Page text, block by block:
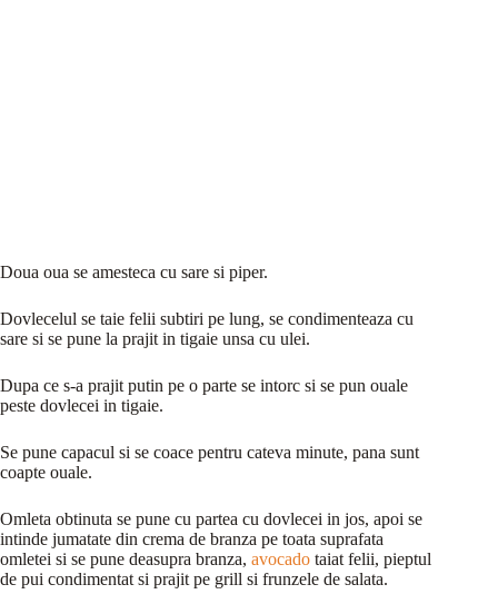
Doua oua se amesteca cu sare si piper.
Dovlecelul se taie felii subtiri pe lung, se condimenteaza cu
sare si se pune la prajit in tigaie unsa cu ulei.
Dupa ce s-a prajit putin pe o parte se intorc si se pun ouale
peste dovlecei in tigaie.
Se pune capacul si se coace pentru cateva minute, pana sunt
coapte ouale.
Omleta obtinuta se pune cu partea cu dovlecei in jos, apoi se
intinde jumatate din crema de branza pe toata suprafata
omletei si se pune deasupra branza, avocado taiat felii, pieptul
de pui condimentat si prajit pe grill si frunzele de salata.